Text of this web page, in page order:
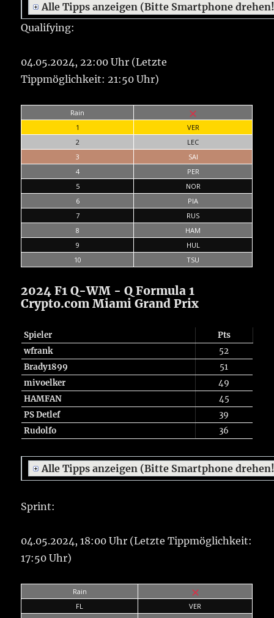
Alle Tipps anzeigen (Bitte Smartphone
Qualifying:
04.05.2024, 22:00 Uhr (Letzte
Tippmöglichkeit: 21:50 Uhr)
Rain
1
VER
2
LEC
3
SAI
4
PER
5
NOR
6
PIA
7
RUS
8
HAM
9
HUL
10
TSU
2024 F1 Q-WM - Q Formula 1
Crypto.com Miami Grand Prix
Spieler
Pts
wfrank
52
Brady1899
51
mivoelker
49
HAMFAN
45
PS Detlef
39
Rudolfo
36
Alle Tipps anzeigen (Bitte Smartphone
Sprint:
04.05.2024, 18:00 Uhr (Letzte Tippmöglichkeit:
17:50 Uhr)
Rain
FL
VER